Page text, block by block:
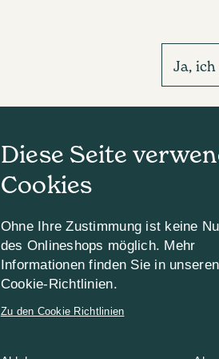
Ja,
Diese Seite
Cookies
Ohne Ihre Zustimmung ist keine
des Onlineshops möglich. Mehr
Informationen finden Sie in unseren
Cookie-Richtlinien.
Zu den Cookie Richtlinien